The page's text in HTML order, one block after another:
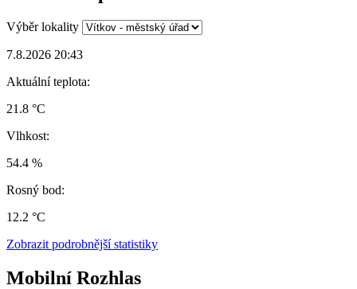
Výběr lokality
7.8.2026 20:43
Aktuální teplota:
21.8 °C
Vlhkost:
54.4 %
Rosný bod:
12.2 °C
Zobrazit podrobnější statistiky
Mobilní Rozhlas